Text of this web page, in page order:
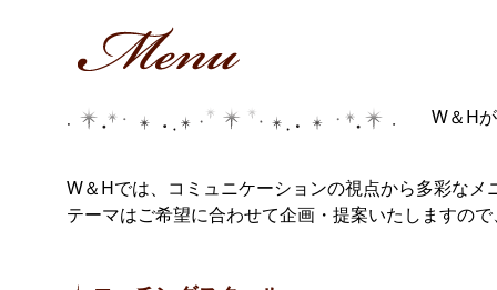
W＆H
W＆Hでは、コミュニケーションの視点から多彩な
テーマはご希望に合わせて企画・提案いたしますの